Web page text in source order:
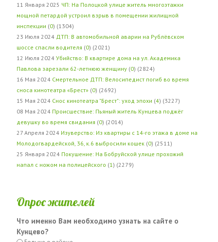
11 Января 2025 ЧП: На Полоцкой улице житель многоэтажки
мощной петардой устроил взрыв в помещении жилищной
инспекции (0) (1304)
23 Июля 2024 ДТП: В автомобильной аварии на Рублёвском
шоссе спасли водителя (0) (2021)
12 Июля 2024 Убийство: В квартире дома на ул. Академика
Павлова зарезали 62-летнюю женщину (0) (2824)
16 Мая 2024 Смертельное ДТП: Велосипедист погиб во время
сноса кинотеатра «Брест» (0) (2692)
15 Мая 2024 Снос кинотеатра "Брест": уход эпохи (4) (3227)
08 Мая 2024 Происшествие: Пьяный житель Кунцева поджёг
девушку во время свидания (0) (2014)
27 Апреля 2024 Изуверство: Из квартиры с 14-го этажа в доме на
Молодогвардейской, 36, к.6 выбросили кошек (0) (2511)
25 Января 2024 Покушение: На Бобруйской улице прохожий
напал с ножом на полицейского (1 ) (2279)
Опрос жителей
Что именно Вам необходимо узнать на сайте о
Кунцево?